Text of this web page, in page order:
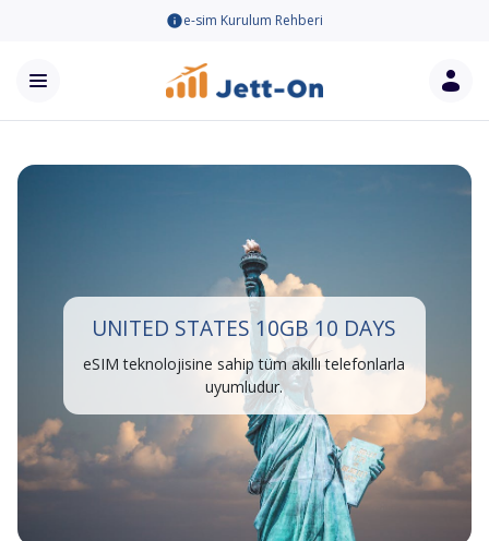
e-sim Kurulum Rehberi
UNITED STATES 10GB 10 DAYS
eSIM teknolojisine sahip tüm akıllı telefonlarla
uyumludur.